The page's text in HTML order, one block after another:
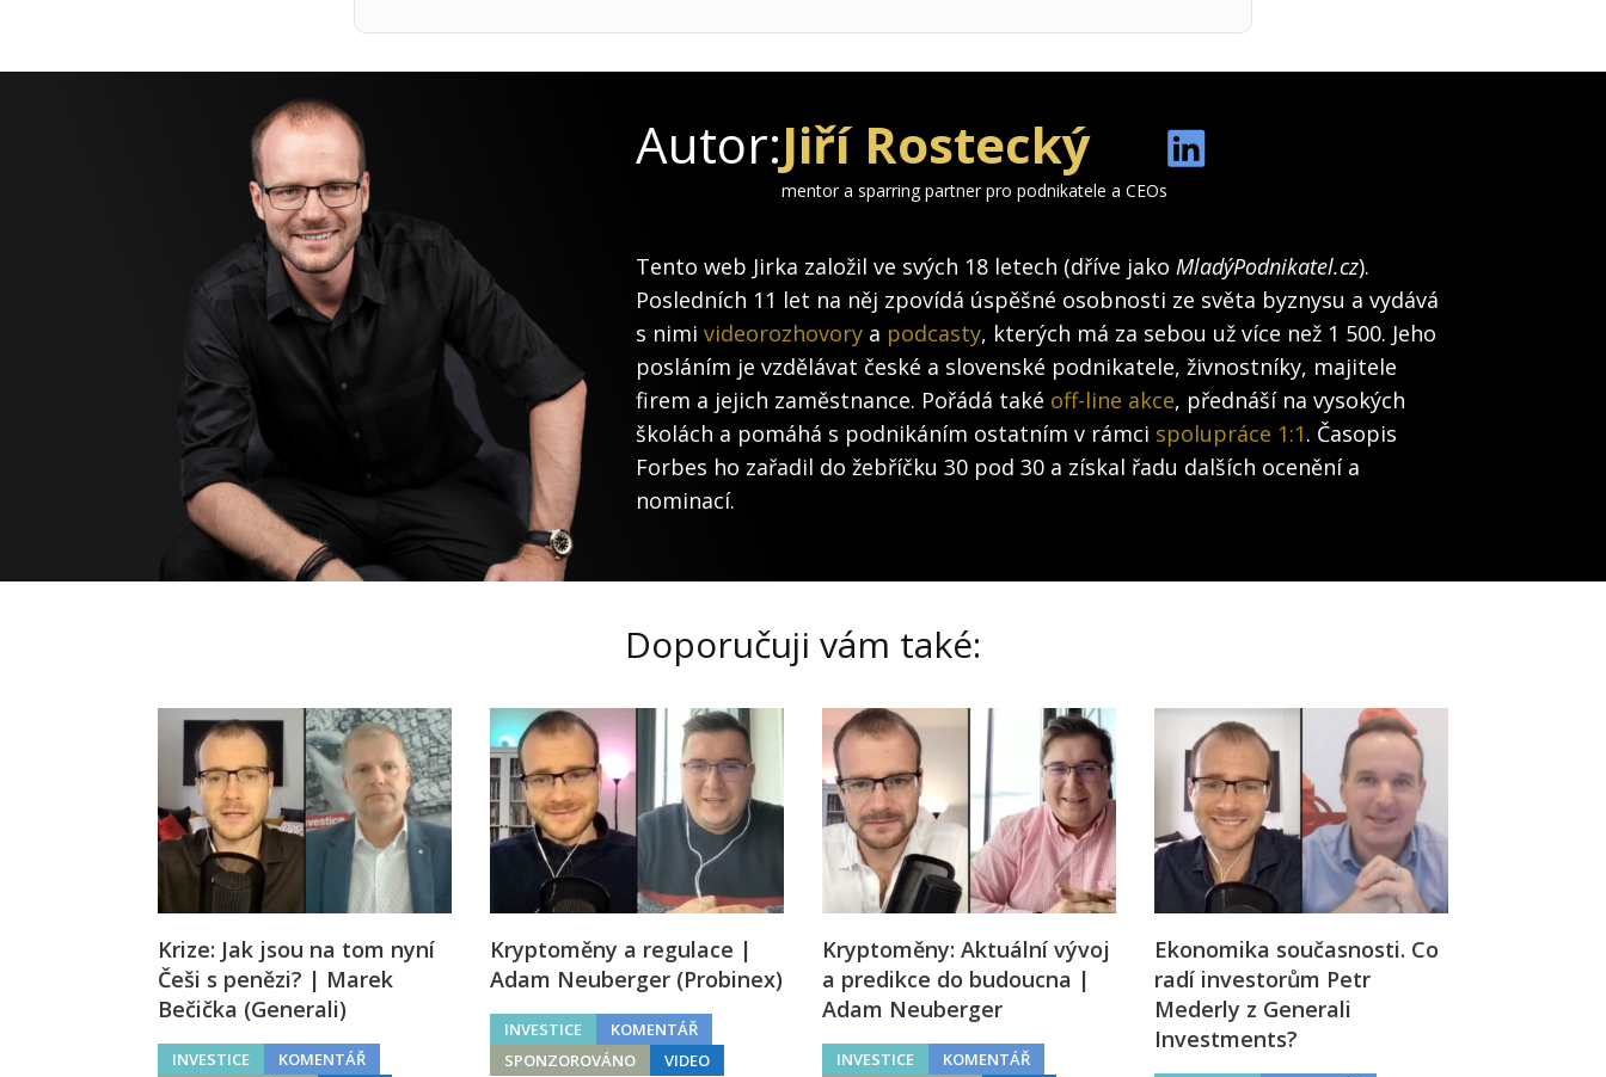
Autor:Jiří Rostecký
mentor a sparring partner pro podnikatele a CEOs
Tento web Jirka založil ve svých 18 letech (dříve jako MladýPodnikatel.cz).
Posledních 11 let na něj zpovídá úspěšné osobnosti ze světa byznysu a vydává
s nimi videorozhovory a podcasty, kterých má za sebou už více než 1 500. Jeho
posláním je vzdělávat české a slovenské podnikatele, živnostníky, majitele
firem a jejich zaměstnance. Pořádá také off-line akce, přednáší na vysokých
školách a pomáhá s podnikáním ostatním v rámci spolupráce 1:1. Časopis
Forbes ho zařadil do žebříčku 30 pod 30 a získal řadu dalších ocenění a
nominací.
Doporučuji vám také:
Krize: Jak jsou na tom nyní
Češi s penězi? | Marek
Bečička (Generali)
INVESTICE
KOMENTÁŘ
Kryptoměny a regulace |
Adam Neuberger (Probinex)
INVESTICE
KOMENTÁŘ
SPONZOROVÁNO
VIDEO
Kryptoměny: Aktuální vývoj
a predikce do budoucna |
Adam Neuberger
INVESTICE
KOMENTÁŘ
Ekonomika současnosti. Co
radí investorům Petr
Mederly z Generali
Investments?